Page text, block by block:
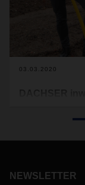
03.03.2020
sprawniejszą
NEWSLETTER